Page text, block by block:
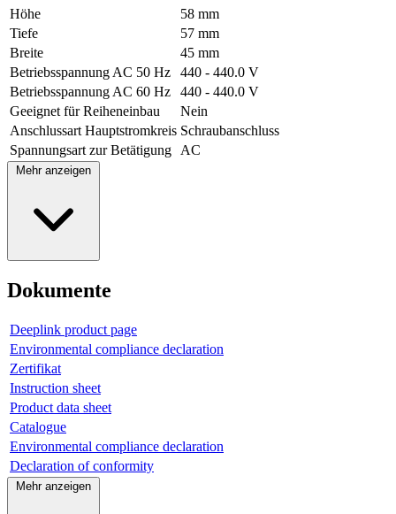
Höhe
58 mm
Tiefe
57 mm
Breite
45 mm
Betriebsspannung AC 50 Hz
440 - 440.0 V
Betriebsspannung AC 60 Hz
440 - 440.0 V
Geeignet für Reiheneinbau
Nein
Anschlussart Hauptstromkreis Schraubanschluss
Spannungsart zur Betätigung
AC
Mehr anzeigen
Dokumente
Deeplink product page
Environmental compliance declaration
Zertifikat
Instruction sheet
Product data sheet
Catalogue
Environmental compliance declaration
Declaration of conformity
Mehr anzeigen